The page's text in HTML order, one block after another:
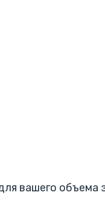
вашего объема